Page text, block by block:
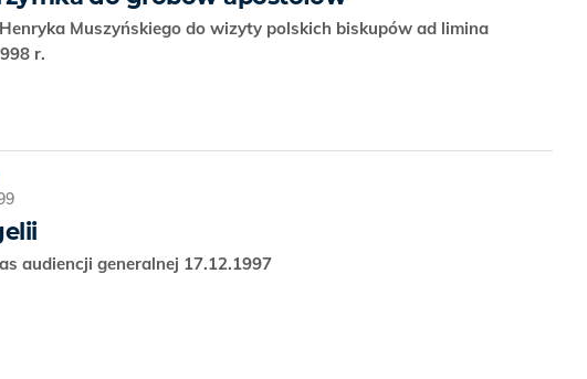
Muszyńskiego do wizyty polskich biskupów ad limina
r.
audiencji generalnej 17.12.1997